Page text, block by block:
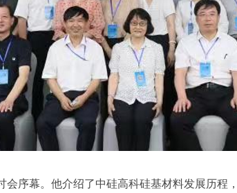
幕。他介绍了中硅高科硅基材料发展历程